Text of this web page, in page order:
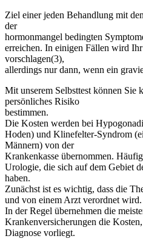
Ziel einer jeden Behandlung mit
der
hormonmangel bedingten
erreichen. In einigen Fällen wird
vorschlagen(3),
allerdings nur dann, wenn ein
Mit unserem Selbsttest können Sie
persönliches Risiko
bestimmen.
Die Kosten werden bei
Hoden) und Klinefelter-Syndrom
Männern) von der
Krankenkasse übernommen.
Urologie, die sich auf dem Gebiet
haben.
Zunächst ist es wichtig, dass die
und von einem Arzt verordnet wird.
In der Regel übernehmen die
Krankenversicherungen die
Diagnose vorliegt.